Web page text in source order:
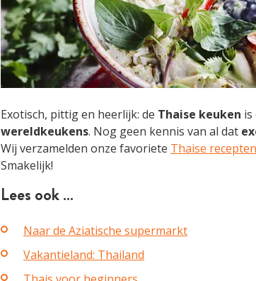
Exotisch, pittig en heerlijk: de Thaise keuken is
wereldkeukens. Nog geen kennis van al dat
Wij verzamelden onze favoriete Thaise recepten
Smakelijk!
Lees ook …
Naar de Aziatische supermarkt
Vakantieland: Thailand